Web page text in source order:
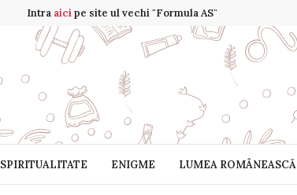
Intra aicipe site ul vechi "Formula AS"
SPIRITUALITATE ENIGME LUMEA ROMÂNEASCĂ